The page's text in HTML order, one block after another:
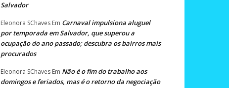
Salvador
Eleonora SChaves Em Carnaval impulsiona aluguel
por temporada em Salvador, que superou a
ocupação do ano passado; descubra os bairros mais
procurados
Eleonora SChaves Em Não é o fim do trabalho aos
domingos e feriados, mas é o retorno da negociação